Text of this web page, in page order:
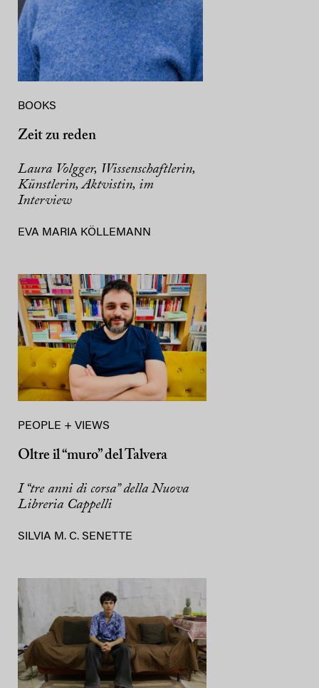
BOOKS
Zeit zu reden
Laura Volgger, Wissenschaftlerin,
Künstlerin, Aktvistin, im
Interview
EVA MARIA KÖLLEMANN
PEOPLE + VIEWS
Oltre il “muro” del Talvera
I “tre anni di corsa” della Nuova
Libreria Cappelli
SILVIA M. C. SENETTE